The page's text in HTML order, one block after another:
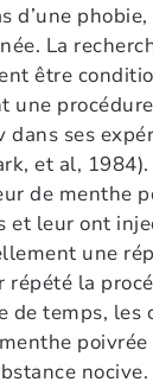
d’une
La
être
une
ses
et al,
de menthe
et leur ont
une
répété la
de temps, les